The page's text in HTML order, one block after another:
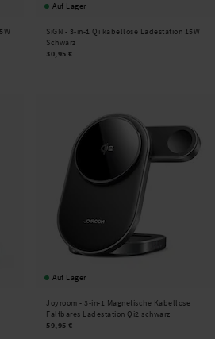
Auf Lager
SiGN - 3-in-1 Qi kabellose Ladestation 15W
Schwarz
30,95 €
Auf Lager
Joyroom - 3-in-1 Magnetische Kabellose
Faltbares Ladestation Qi2 schwarz
59,95 €